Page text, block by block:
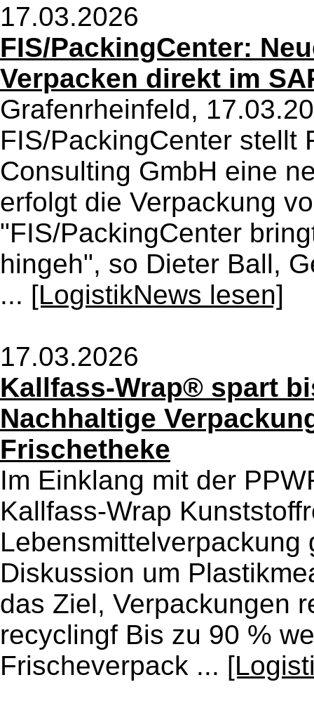
17.03.2026
FIS/PackingCenter:
Verpacken direkt im
Grafenrheinfeld,
FIS/PackingCenter stellt
Consulting GmbH eine
erfolgt die Verpackung
"FIS/PackingCenter
hingeh", so Dieter Ball,
... [LogistikNews lesen]
17.03.2026
Kallfass-Wrap® spart
Nachhaltige
Frischetheke
Im Einklang mit der
Kallfass-Wrap
Diskussion um
das Ziel, Verpackungen
recyclingf Bis zu 90 %
Frischeverpack ...